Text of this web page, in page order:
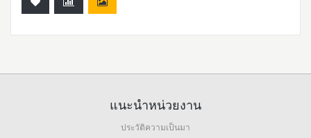
แนะนำหน่วยงาน
ประวัติความเป็นมา